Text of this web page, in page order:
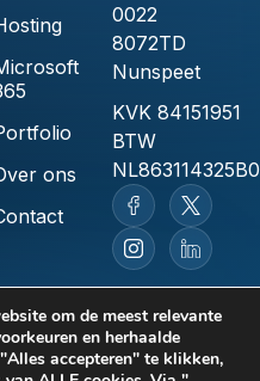
ons
0022
8072TD
Nunspeet
KVK 84151951
BTW
om de meest relevante
en herhaalde
accepteren" te klikken,